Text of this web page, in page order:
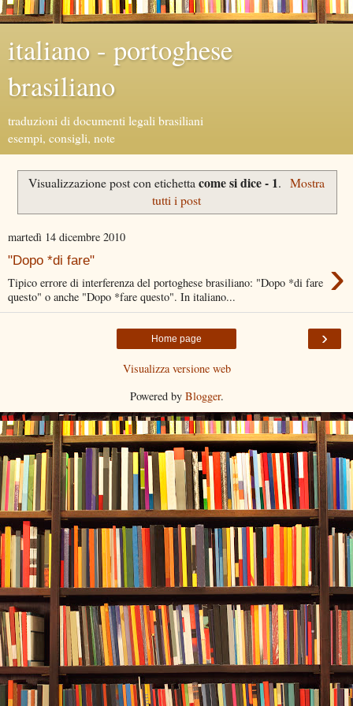
italiano - portoghese
brasiliano
traduzioni di documenti legali brasiliani
esempi, consigli, note
Visualizzazione post con etichettacome si dice - 1. Mostra
tutti i post
martedì 14 dicembre 2010
"Dopo *di fare" ›
Tipico errore di interferenza del portoghese brasiliano: "Dopo *di fare
questo" o anche "Dopo *fare questo". In italiano...
›
Home page
Visualizza versione web
Powered by Blogger.